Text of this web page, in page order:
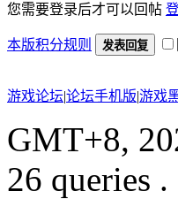
您需要登录后才可以回帖
本版积分规则 发表回复
游戏论坛|论坛手机版|游戏
GMT+8,
26 queries .